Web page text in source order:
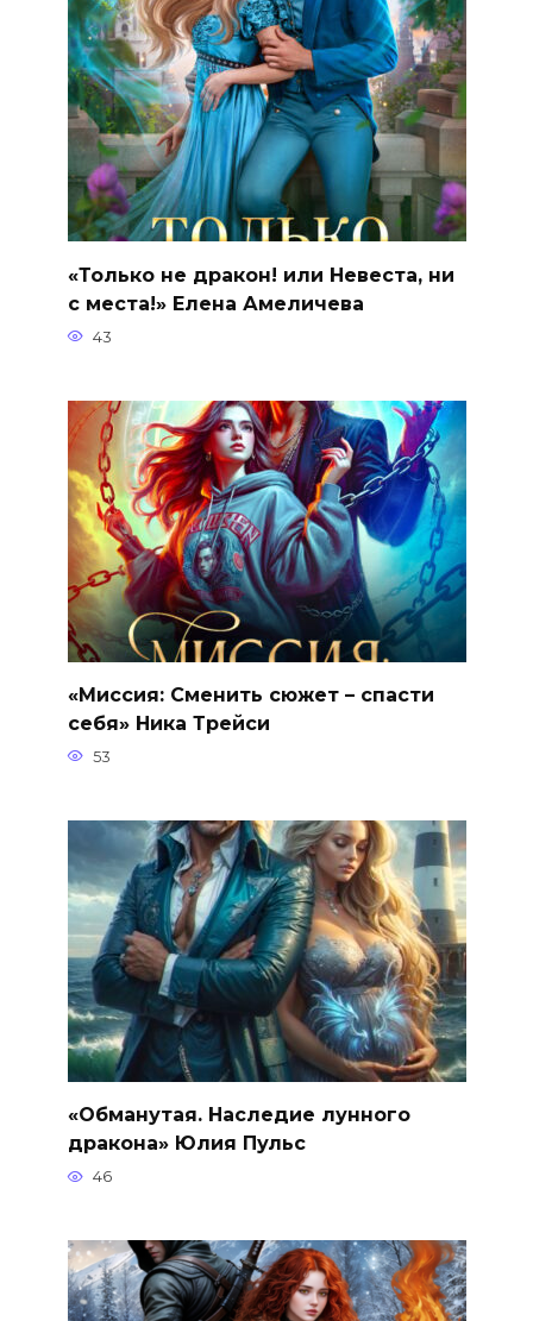
«Только не дракон! или Невеста, ни
с места!» Елена Амеличева
43
«Миссия: Сменить сюжет – спасти
себя» Ника Трейси
53
«Обманутая. Наследие лунного
дракона» Юлия Пульс
46